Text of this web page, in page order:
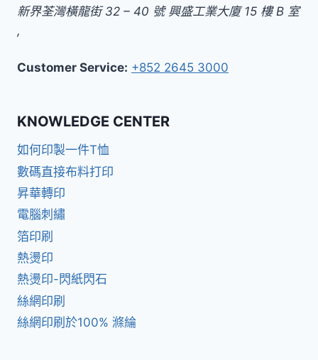
新界荃灣橫龍街 32 – 40 號 興盛工業大廈 15 樓 B 室
,
Customer Service: +852 2645 3000
KNOWLEDGE CENTER
如何印製一件T恤
數碼直接布料打印
昇華轉印
電腦刺繡
箔印刷
熱燙印
熱燙印-閃紙閃石
絲網印刷
絲網印刷於100% 滌綸